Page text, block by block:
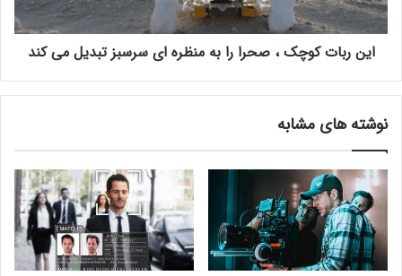
این ربات کوچک ، صحرا را به منظره ای سرسبز تبدیل می کند
نوشته های مشابه